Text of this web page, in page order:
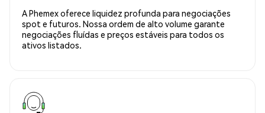
A Phemex oferece liquidez profunda para negociações
spot e futuros. Nossa ordem de alto volume garante
negociações fluídas e preços estáveis para todos os
ativos listados.